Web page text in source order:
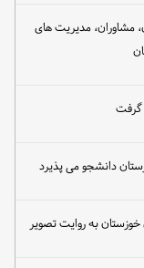
مدیریت های
دانشجو می پذیرد
به روایت تصویر